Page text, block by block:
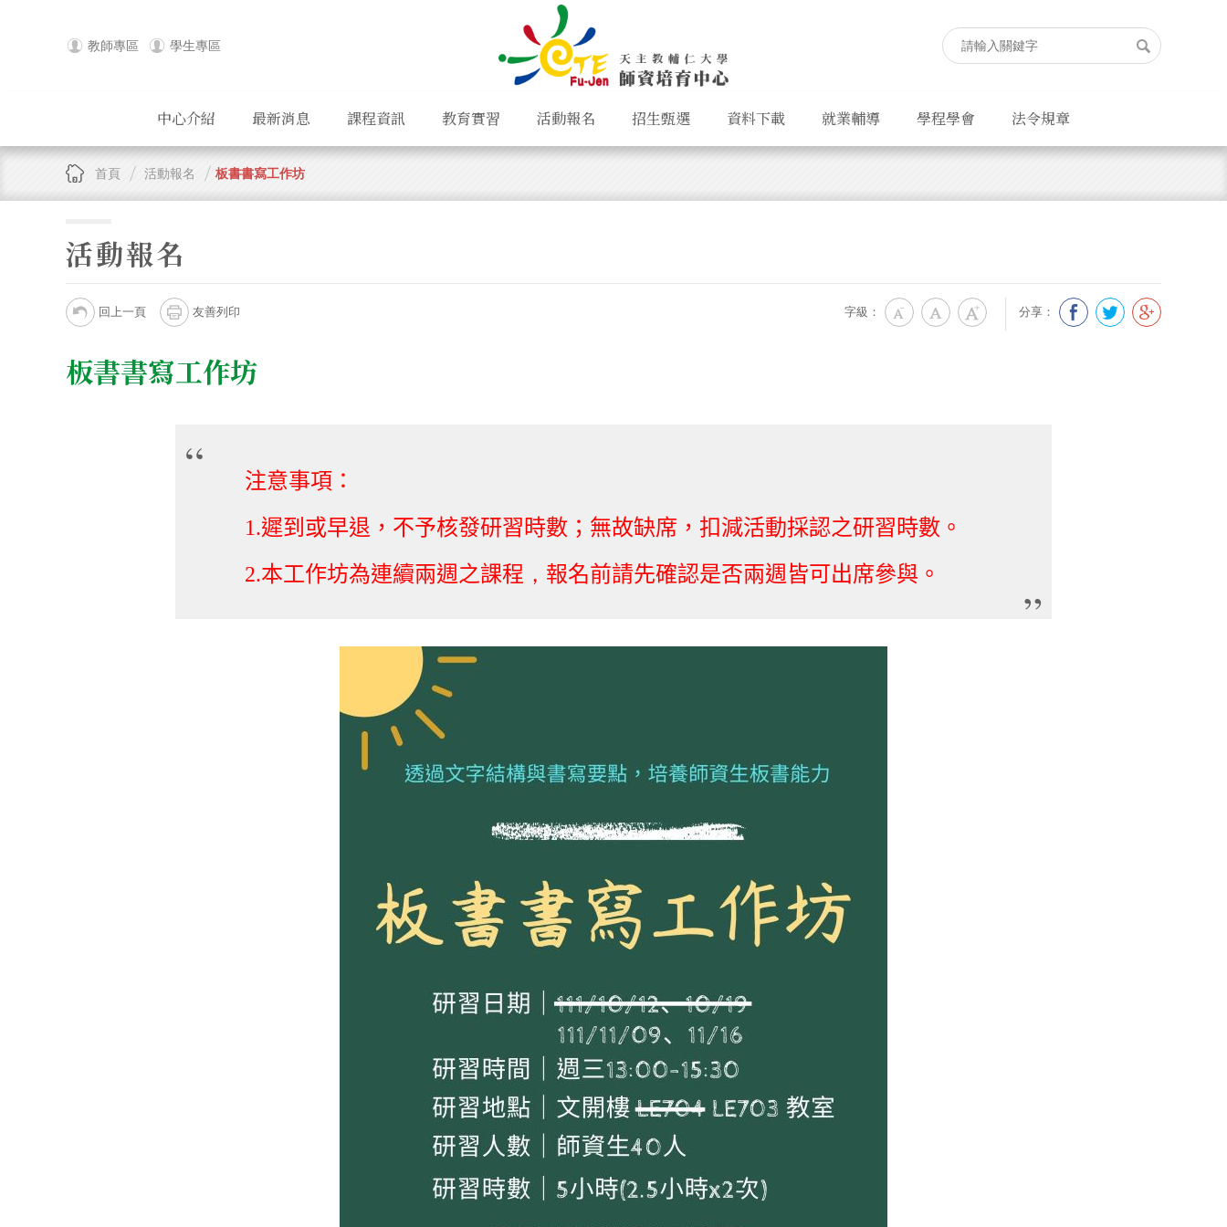
教師專區 學生專區
中心介紹 最新消息 課程資訊 教育實習 活動報名 招生甄選 資料下載 就業輔導 學程學會 法令規章
首頁 活動報名 板書書寫工作坊
活動報名
回上一頁 友善列印 字級： 分享：
板書書寫工作坊
注意事項：
1.遲到或早退，不予核發研習時數；無故缺席，扣減活動採認之研習時數。
2.本工作坊為連續兩週之課程 ， 報名前請先確認是否兩週皆可出席參與。